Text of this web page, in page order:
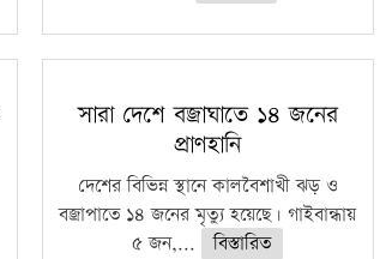
সারা দেশে বজ্রাঘাতে ১৪ জনের
প্রাণহানি
দেশের বিভিন্ন স্থানে কালবৈশাখী ঝড় ও
বজ্রাপাতে ১৪ জনের মৃত্যু হয়েছে। গাইবান্ধায়
৫ জন,...
বিস্তারিত